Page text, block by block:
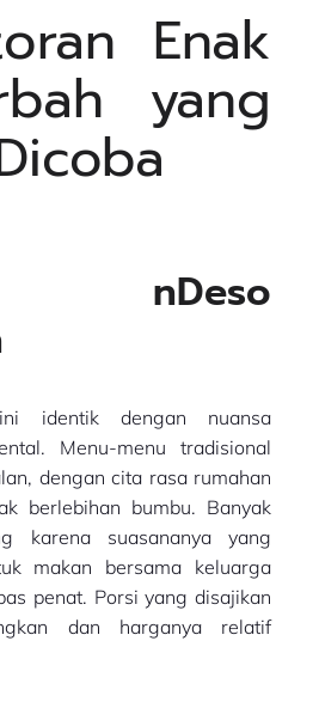
Enak
yang
nDeso
identik dengan nuansa
Menu-menu tradisional
dengan cita rasa rumahan
berlebihan bumbu. Banyak
karena suasananya yang
makan bersama keluarga
penat. Porsi yang disajikan
dan harganya relatif